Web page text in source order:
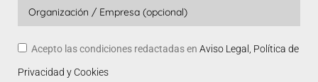
Acepto las condiciones redactadas en Aviso Legal, Política de
Privacidad y Cookies